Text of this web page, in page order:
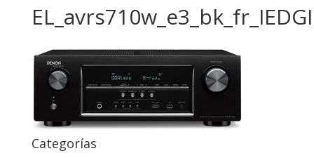
Categorías